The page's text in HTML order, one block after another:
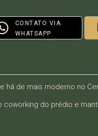
CONTATO VIA
WHATSAPP
há de mais moderno no
do prédio e